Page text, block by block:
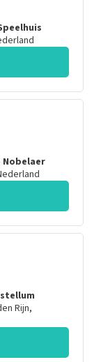
Nobelaer
Rijn,